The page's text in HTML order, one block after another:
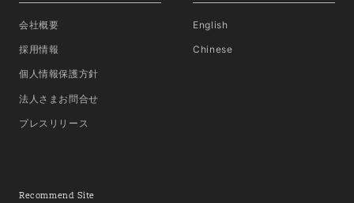
会社概要
採用情報
個人情報保護方針
法人さまお問合せ
プレスリリース
English
Chinese
Recommend Site